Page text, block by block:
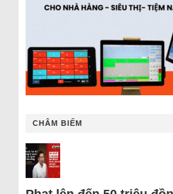
CHÂM BIẾM